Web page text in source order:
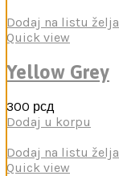
Dodaj na listu želja
Quick view
Yellow Grey
300 рсд
Dodaj u korpu
Dodaj na listu želja
Quick view